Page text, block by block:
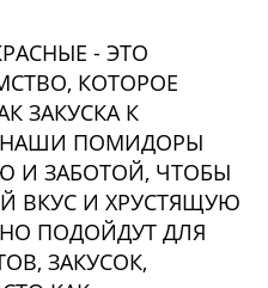
- ЭТО
КОТОРОЕ
ЗАКУСКА К
ПОМИДОРЫ
И ЗАБОТОЙ, ЧТОБЫ
ВКУС И ХРУСТЯЩУЮ
ПОДОЙДУТ ДЛЯ
ЗАКУСОК,